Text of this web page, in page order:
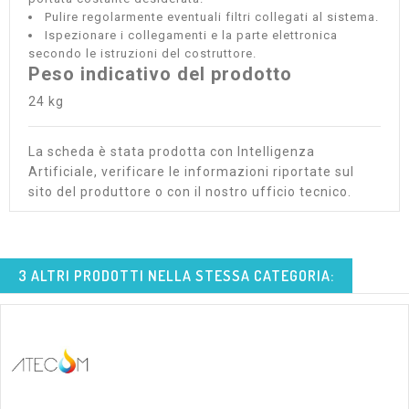
Pulire regolarmente eventuali filtri collegati al sistema.
Ispezionare i collegamenti e la parte elettronica
secondo le istruzioni del costruttore.
Peso indicativo del prodotto
24 kg
La scheda è stata prodotta con Intelligenza
Artificiale, verificare le informazioni riportate sul
sito del produttore o con il nostro ufficio tecnico.
3 ALTRI PRODOTTI NELLA STESSA CATEGORIA: